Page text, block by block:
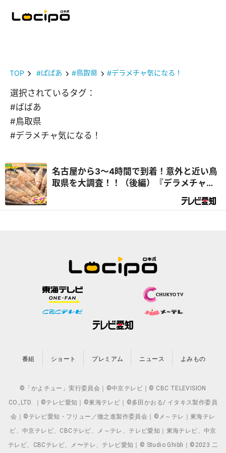
TOP #ばばあ #鳥取県 #デラメチャ気になる！
選択されているタグ：
#ばばあ
#鳥取県
#デラメチャ気になる！
名古屋から3～4時間で到着！意外と近い鳥
取県を大調査！！（後編）『デラメチャ気
番組 ショート プレミアム ニュース よみもの
©「かよチュー」実行委員会｜©中京テレビ｜© CBC TELEVISION
CO.,LTD. ｜©テレビ愛知｜©東海テレビ｜©多田かおる/ イタキス製作委員
会｜©テレビ愛知・フリュー／徹之進製作委員会｜©メ～テレ｜東海テレ
ビ、中京テレビ、CBCテレビ、メ～テレ、テレビ愛知｜東海テレビ、中京
テレビ、CBCテレビ、メ〜テレ、テレビ愛知｜© Studio Ghibli｜©2023 二